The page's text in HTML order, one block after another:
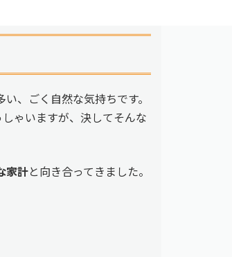
、ごく自然な気持ちです。
ゃいますが、決してそんな
家計と向き合ってきました。